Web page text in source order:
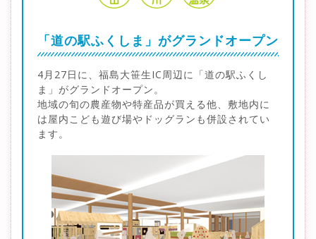
「道の駅ふくしま」がグランドオープン
4月27日に、福島大笹生IC周辺に「道の駅ふくし
ま」がグランドオープン。
地域の旬の農産物や特産品が買える他、敷地内に
は屋内こども遊び場やドッグランも併設されてい
ます。